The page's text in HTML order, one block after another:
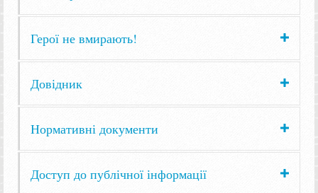
Герої не вмирають!
Довідник
Нормативні документи
Доступ до публічної інформації